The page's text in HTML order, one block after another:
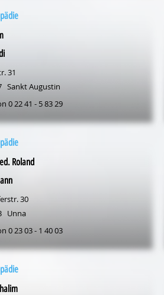
31
Sankt Augustin
0 22 41 - 5 83 29
Roland
30
Unna
0 23 03 - 1 40 03